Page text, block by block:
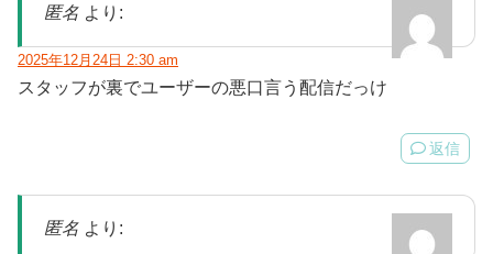
匿名 より:
2025年12月24日 2:30 am
スタッフが裏でユーザーの悪口言う配信だっけ
返信
匿名 より: